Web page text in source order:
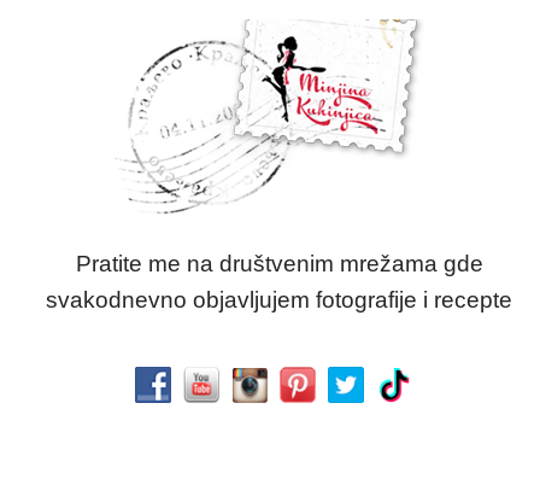
Pratite me na društvenim mrežama gde
svakodnevno objavljujem fotografije i recepte